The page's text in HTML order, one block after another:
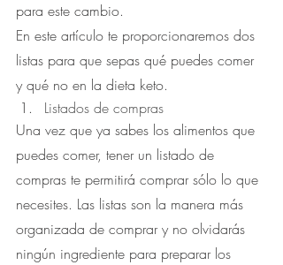
para este cambio.
En este artículo te proporcionaremos dos
listas para que sepas qué puedes comer
y qué no en la dieta keto.
Listados de compras
Una vez que ya sabes los alimentos que
puedes comer, tener un listado de
compras te permitirá comprar sólo lo que
necesites. Las listas son la manera más
organizada de comprar y no olvidarás
ningún ingrediente para preparar los